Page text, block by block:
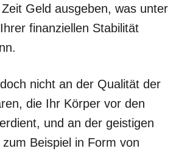
Geld ausgeben, was unter
finanziellen Stabilität
nicht an der Qualität der
die Ihr Körper vor den
und an der geistigen
Beispiel in Form von